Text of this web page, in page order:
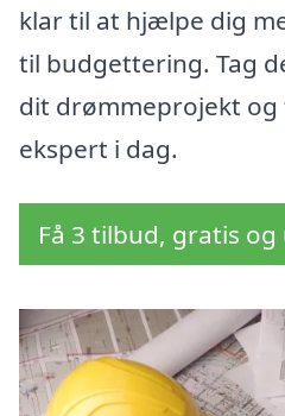
klar til at hjælpe dig
til budgettering. Tag
dit drømmeprojekt
ekspert i dag.
Få 3 tilbud, gratis